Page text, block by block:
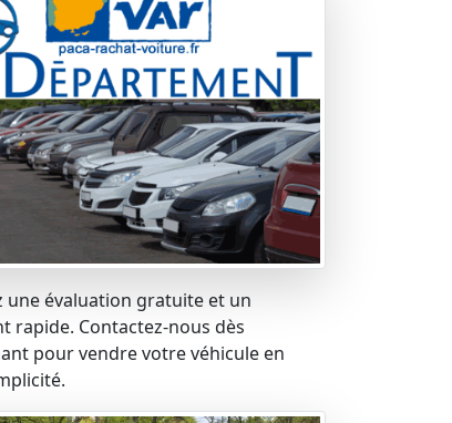
une évaluation gratuite et un
rapide. Contactez-nous dès
pour vendre votre véhicule en